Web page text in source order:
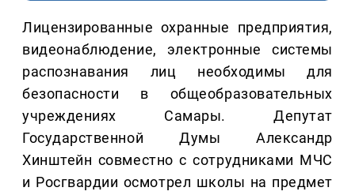
Лицензированные охранные предприятия,
видеонаблюдение, электронные системы
распознавания лиц необходимы для
безопасности в общеобразовательных
учреждениях Самары. Депутат
Государственной Думы Александр
Хинштейн совместно с сотрудниками МЧС
и Росгвардии осмотрел школы на предмет